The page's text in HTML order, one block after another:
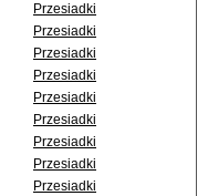
Przesiadki
Przesiadki
Przesiadki
Przesiadki
Przesiadki
Przesiadki
Przesiadki
Przesiadki
Przesiadki